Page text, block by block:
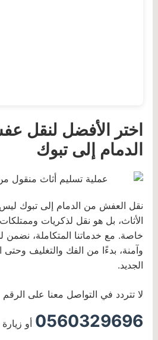
اختر الأفضل لنقل
الدمام إلى تبوك
نقل العفش من الدمام إلى تبوك
الأثاث، بل هو نقل لذكريات وممتلكات
خاصة. مع خدماتنا المتكاملة،
وآمنة، بدءًا من الفك والتغليف
الجديد.
لا تتردد في التواصل معنا على الرقم
0560329696 أو